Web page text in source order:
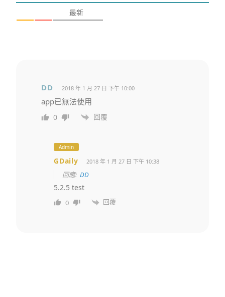
最新
DD 2018 年 1 月 27 日 下午 10:00
app已無法使用
0 回覆
Admin
GDaily 2018 年 1 月 27 日 下午 10:38
回應:DD
5.2.5 test
0 回覆